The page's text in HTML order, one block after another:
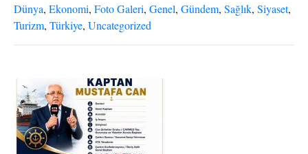
Dünya, Ekonomi, Foto Galeri, Genel, Gündem, Sağlık, Siyaset,
Turizm, Türkiye, Uncategorized